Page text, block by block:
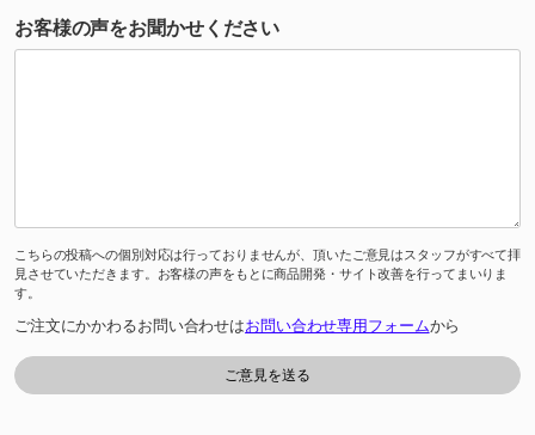
お客様の声をお聞かせください
こちらの投稿への個別対応は行っておりませんが、頂いたご意見はスタッフがすべて拝
見させていただきます。お客様の声をもとに商品開発・サイト改善を行ってまいりま
す。
ご注文にかかわるお問い合わせはお問い合わせ専用フォームから